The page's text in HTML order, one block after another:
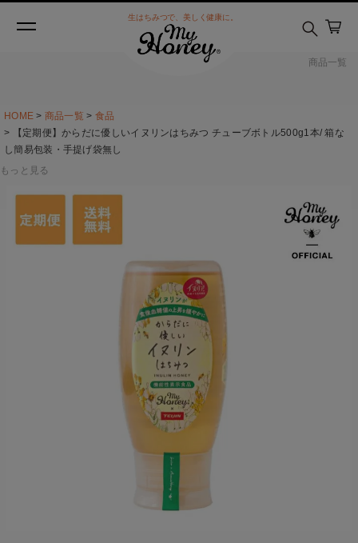
商品一覧
生はちみつで、美しく健康に。
HOME 商品一覧
食品
【定期便】からだに優しいイヌリンはちみつ チューブボトル500g1本/ 箱な
し簡易包装・手提げ袋無し
もっと見る